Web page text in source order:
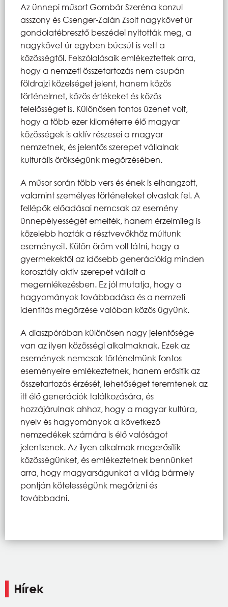
Az ünnepi műsort Gombár Szeréna konzul
asszony és Csenger-Zalán Zsolt nagykövet úr
gondolatébresztő beszédei nyitották meg, a
nagykövet úr egyben búcsút is vett a
közösségtől. Felszólalásaik emlékeztettek arra,
hogy a nemzeti összetartozás nem csupán
földrajzi közelséget jelent, hanem közös
történelmet, közös értékeket és közös
felelősséget is. Különösen fontos üzenet volt,
hogy a több ezer kilométerre élő magyar
közösségek is aktív részesei a magyar
nemzetnek, és jelentős szerepet vállalnak
kulturális örökségünk megőrzésében.
A műsor során több vers és ének is elhangzott,
valamint személyes történeteket olvastak fel. A
fellépők előadásai nemcsak az esemény
ünnepélyességét emelték, hanem érzelmileg is
közelebb hozták a résztvevőkhöz múltunk
eseményeit. Külön öröm volt látni, hogy a
gyermekektől az idősebb generációkig minden
korosztály aktív szerepet vállalt a
megemlékezésben. Ez jól mutatja, hogy a
hagyományok továbbadása és a nemzeti
identitás megőrzése valóban közös ügyünk.
A diaszpórában különösen nagy jelentősége
van az ilyen közösségi alkalmaknak. Ezek az
események nemcsak történelmünk fontos
eseményeire emlékeztetnek, hanem erősítik az
összetartozás érzését, lehetőséget teremtenek az
itt élő generációk találkozására, és
hozzájárulnak ahhoz, hogy a magyar kultúra,
nyelv és hagyományok a következő
nemzedékek számára is élő valóságot
jelentsenek. Az ilyen alkalmak megerősítik
közösségünket, és emlékeztetnek bennünket
arra, hogy magyarságunkat a világ bármely
pontján kötelességünk megőrizni és
továbbadni.
Hírek